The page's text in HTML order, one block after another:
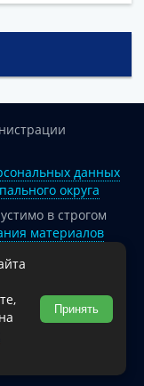
данных
округа
в строгом
материалов
ссылка
интернет-портал
округа.
Принять